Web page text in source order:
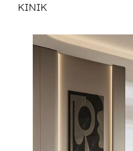
KINIK